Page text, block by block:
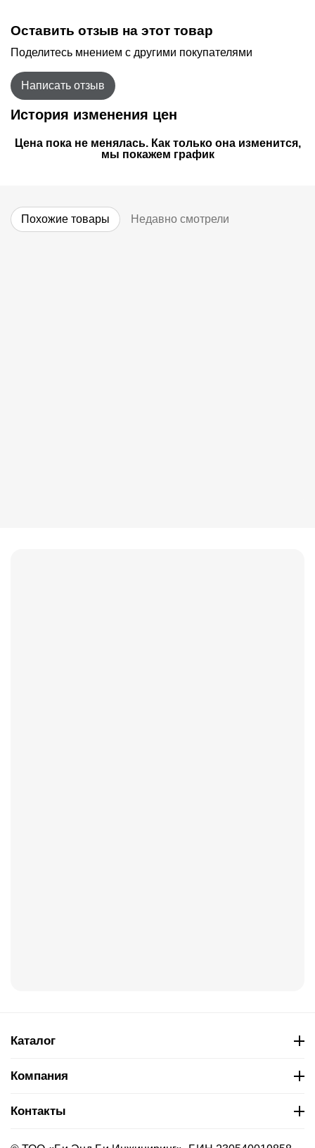
Оставить отзыв на этот товар
Поделитесь мнением с другими покупателями
Написать отзыв
История изменения цен
Цена пока не менялась. Как только она изменится,
мы покажем график
Похожие товары Недавно смотрели
Каталог
Компания
Контакты